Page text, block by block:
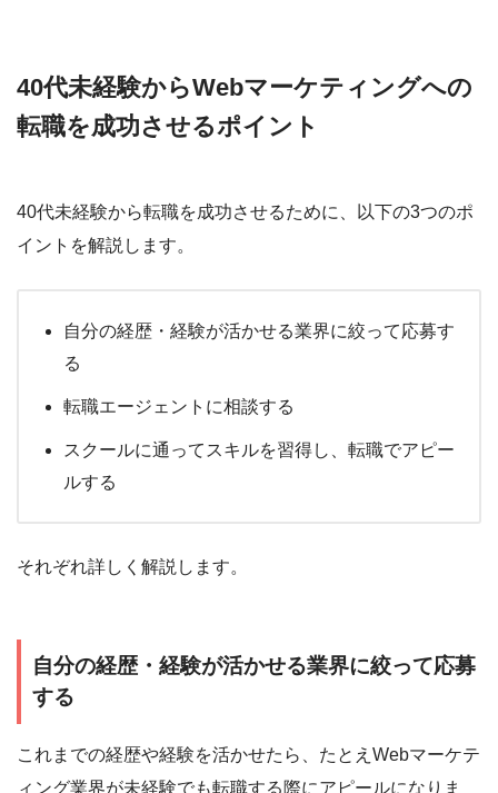
40代未経験からWebマーケティングへの
転職を成功させるポイント
40代未経験から転職を成功させるために、以下の3つのポ
イントを解説します。
自分の経歴・経験が活かせる業界に絞って応募す
る
転職エージェントに相談する
スクールに通ってスキルを習得し、転職でアピー
ルする
それぞれ詳しく解説します。
自分の経歴・経験が活かせる業界に絞って応募
する
これまでの経歴や経験を活かせたら、たとえWebマーケテ
ィング業界が未経験でも転職する際にアピールになりま